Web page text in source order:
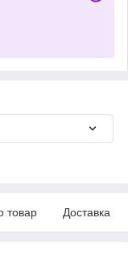
товар Доставка